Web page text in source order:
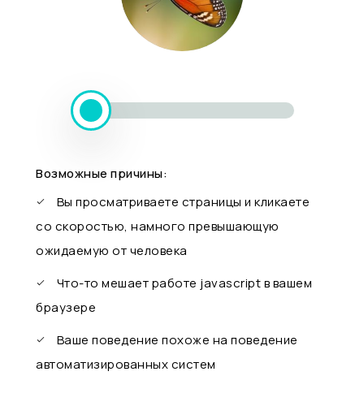
Возможные причины:
Вы просматриваете страницы и кликаете
со скоростью, намного превышающую
ожидаемую от человека
Что-то мешает работе javascript в вашем
браузере
Ваше поведение похоже на поведение
автоматизированных систем